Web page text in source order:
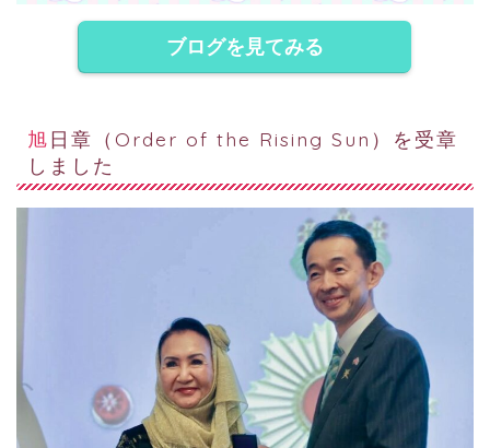
ブログを見てみる
旭日章（Order of the Rising Sun）を受章
しました